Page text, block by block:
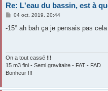
Re: L'eau du bassin, est à
M
s
04 oct. 2019, 20:44
-15° ah bah ça je pensais pas
On a tout cassé !!!
15 m3 fini - Semi gravitaire - FAT - FAD
Bonheur !!!